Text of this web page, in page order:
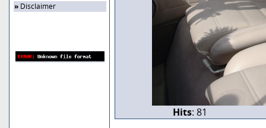
» Disclaimer
Hits: 81